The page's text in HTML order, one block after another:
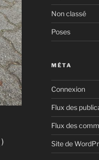
)
Non classé
Poses
MÉTA
Connexion
Flux des
Flux des
Site de